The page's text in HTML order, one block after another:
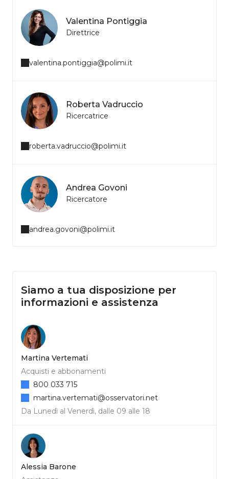
Valentina Pontiggia
Direttrice
valentina.pontiggia@polimi.it
Roberta Vadruccio
Ricercatrice
roberta.vadruccio@polimi.it
Andrea Govoni
Ricercatore
andrea.govoni@polimi.it
Siamo a tua disposizione per
informazioni e assistenza
Martina Vertemati
Acquisti e abbonamenti
Da Lunedì al Venerdì, dalle 09 alle 18
800 033 715
martina.vertemati@osservatori.net
Alessia Barone